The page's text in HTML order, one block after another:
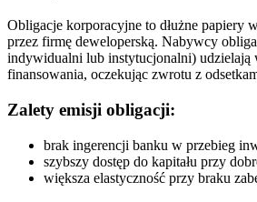
Obligacje korporacyjne to dłużne papiery
przez firmę deweloperską. Nabywcy
indywidualni lub instytucjonalni) udzielają
finansowania, oczekując zwrotu z
Zalety emisji obligacji:
brak ingerencji banku w przebieg
szybszy dostęp do kapitału przy
większa elastyczność przy braku